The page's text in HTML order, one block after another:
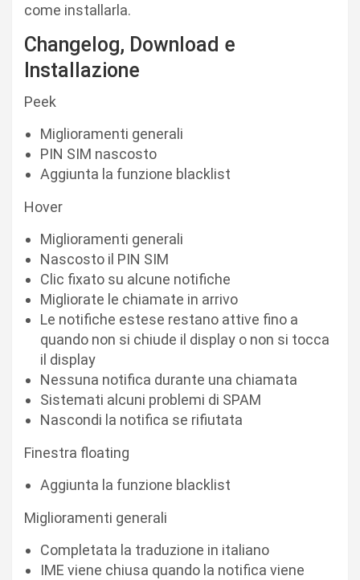
come installarla.
Changelog, Download e
Installazione
Peek
Miglioramenti generali
PIN SIM nascosto
Aggiunta la funzione blacklist
Hover
Miglioramenti generali
Nascosto il PIN SIM
Clic fixato su alcune notifiche
Migliorate le chiamate in arrivo
Le notifiche estese restano attive fino a
quando non si chiude il display o non si tocca
il display
Nessuna notifica durante una chiamata
Sistemati alcuni problemi di SPAM
Nascondi la notifica se rifiutata
Finestra floating
Aggiunta la funzione blacklist
Miglioramenti generali
Completata la traduzione in italiano
IME viene chiusa quando la notifica viene